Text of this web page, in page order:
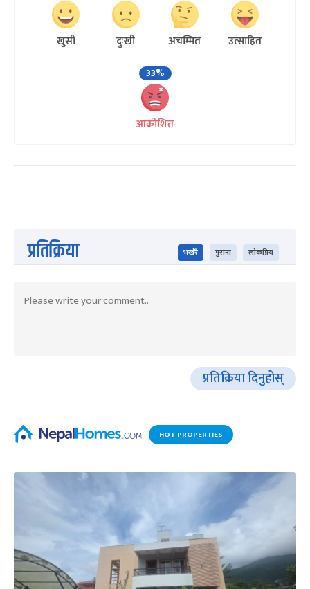
खुसी दुःखी अचम्मित
उत्साहित
33%
आक्रोशित
प्रतिक्रिया भर्खरै पुराना लोकप्रिय
प्रतिक्रिया दिनुहोस्
HOT PROPERTIES